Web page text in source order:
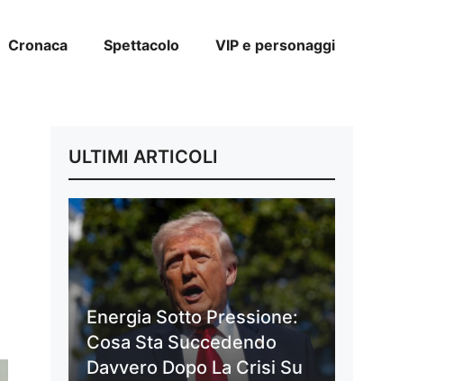
Cronaca Spettacolo VIP e personaggi
ULTIMI ARTICOLI
Energia Sotto Pressione:
Cosa Sta Succedendo
Davvero Dopo La Crisi Su